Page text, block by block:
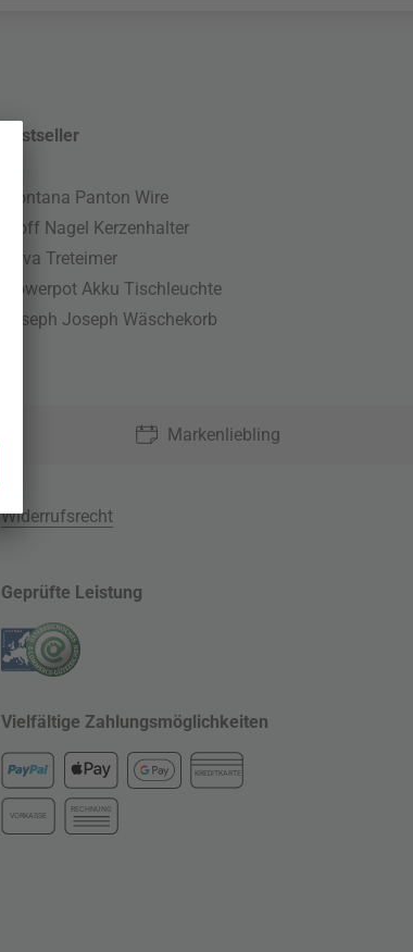
Bestseller
Montana Panton Wire
Stoff Nagel Kerzenhalter
Nova Treteimer
Flowerpot Akku Tischleuchte
Joseph Joseph Wäschekorb
Markenliebling
Widerrufsrecht
Geprüfte Leistung
Vielfältige Zahlungsmöglichkeiten
KREDITKARTE
VORKASSE
RECHNUNG